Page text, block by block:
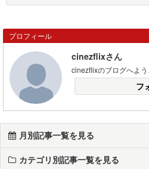
プロフィール
cinezflixさん
cinezflixのブログへよう
フ
月別記事一覧を見る
カテゴリ別記事一覧を見る